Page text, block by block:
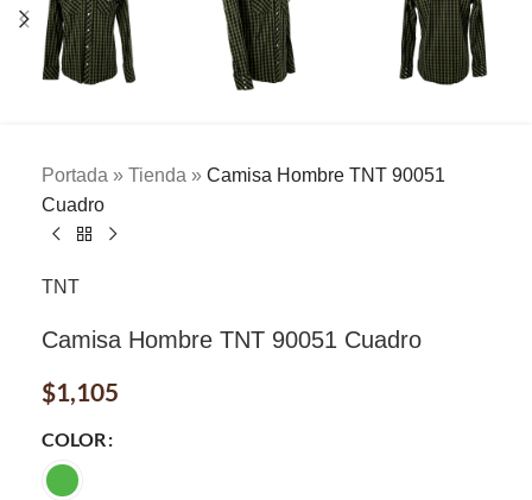
Portada » Tienda » Camisa Hombre TNT 90051
Cuadro
TNT
Camisa Hombre TNT 90051 Cuadro
$1,105
COLOR